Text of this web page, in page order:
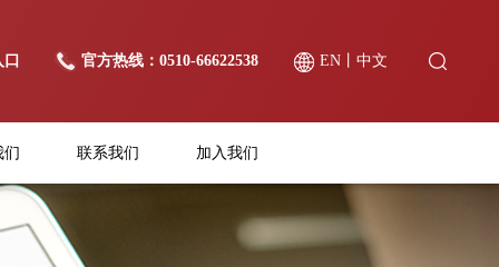
EN丨 中文
官方热线：0510-66622538
们 联系我们 加入我们